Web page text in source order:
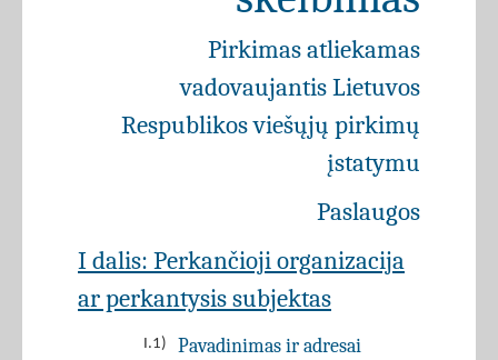
Pirkimas atliekamas
vadovaujantis Lietuvos
Respublikos viešųjų pirkimų
įstatymu
Paslaugos
I dalis: Perkančioji organizacija
ar perkantysis subjektas
I.1) Pavadinimas ir adresai